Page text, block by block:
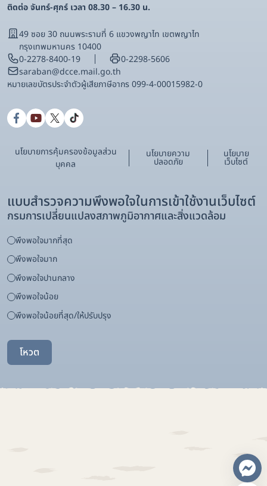
ติดต่อ จันทร์-ศุกร์ เวลา 08.30 – 16.30 น.
49 ซอย 30 ถนนพระรามที่ 6 แขวงพญาไท เขตพญาไท
กรุงเทพมหานคร 10400
0-2278-8400-19
0-2298-5606
saraban@dcce.mail.go.th
หมายเลขบัตรประจําตัวผู้เสียภาษีอากร 099-4-00015982-0
นโยบายการคุ้มครองข้อมูลส่วน
บุคคล
นโยบายความ
ปลอดภัย
นโยบาย
เว็บไซต์
แบบสำรวจความพึงพอใจในการเข้าใช้งานเว็บไซต์
กรมการเปลี่ยนแปลงสภาพภูมิอากาศและสิ่งแวดล้อม
พึงพอใจมากที่สุด
พึงพอใจมาก
พึงพอใจปานกลาง
พึงพอใจน้อย
พึงพอใจน้อยที่สุด/ให้ปรับปรุง
โหวต